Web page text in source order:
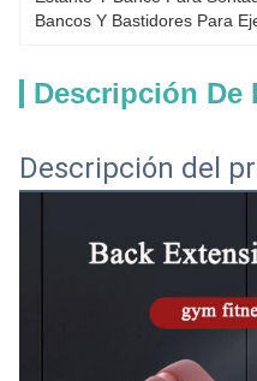
Bancos Y Bastidores Para
Descripción De
Descripción del